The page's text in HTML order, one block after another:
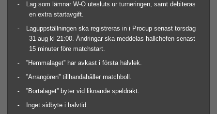
-
Lag som lämnar W-O utesluts ur turneringen, samt debiteras
en extra startavgift.
-
Laguppställningen ska registreras in i Procup senast torsdag
31 aug kl 21:00. Ändringar ska meddelas hallchefen senast
15 minuter före matchstart.
-
”Hemmalaget” har avkast i första halvlek.
-
”Arrangören” tillhandahåller matchboll.
-
”Bortalaget” byter vid liknande speldräkt.
-
Inget sidbyte i halvtid.